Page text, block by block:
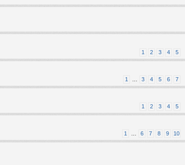
1 2 3 4 5
1 … 3 4 5 6 7
1 2 3 4 5
1 … 6 7 8 9 10